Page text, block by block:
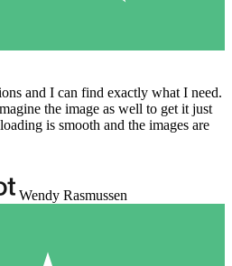
and I can find exactly what I need.
the image as well to get it just
is smooth and the images are
Wendy Rasmussen